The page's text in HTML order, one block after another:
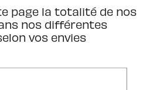
page la totalité de nos
nos différentes
vos envies